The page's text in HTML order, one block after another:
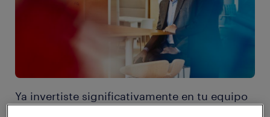
Ya invertiste significativamente en tu equipo